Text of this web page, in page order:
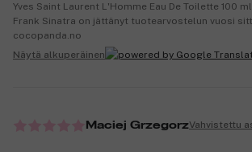
Yves Saint Laurent L'Homme Eau De Toilette 100 ml
Frank Sinatra on jättänyt tuotearvostelun vuosi
cocopanda.no
Näytä alkuperäinen
Maciej GrzegorzVahvistettu